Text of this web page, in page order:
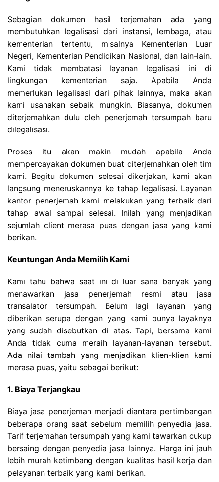
Sebagian dokumen hasil terjemahan ada yang
membutuhkan legalisasi dari instansi, lembaga, atau
kementerian tertentu, misalnya Kementerian Luar
Negeri, Kementerian Pendidikan Nasional, dan lain-lain.
Kami tidak membatasi layanan legalisasi ini di
lingkungan kementerian saja. Apabila Anda
memerlukan legalisasi dari pihak lainnya, maka akan
kami usahakan sebaik mungkin. Biasanya, dokumen
diterjemahkan dulu oleh penerjemah tersumpah baru
dilegalisasi.
Proses itu akan makin mudah apabila Anda
mempercayakan dokumen buat diterjemahkan oleh tim
kami. Begitu dokumen selesai dikerjakan, kami akan
langsung meneruskannya ke tahap legalisasi. Layanan
kantor penerjemah kami melakukan yang terbaik dari
tahap awal sampai selesai. Inilah yang menjadikan
sejumlah client merasa puas dengan jasa yang kami
berikan.
Keuntungan Anda Memilih Kami
Kami tahu bahwa saat ini di luar sana banyak yang
menawarkan jasa penerjemah resmi atau jasa
transalator tersumpah. Belum lagi layanan yang
diberikan serupa dengan yang kami punya layaknya
yang sudah disebutkan di atas. Tapi, bersama kami
Anda tidak cuma meraih layanan-layanan tersebut.
Ada nilai tambah yang menjadikan klien-klien kami
merasa puas, yaitu sebagai berikut:
1. Biaya Terjangkau
Biaya jasa penerjemah menjadi diantara pertimbangan
beberapa orang saat sebelum memilih penyedia jasa.
Tarif terjemahan tersumpah yang kami tawarkan cukup
bersaing dengan penyedia jasa lainnya. Harga ini jauh
lebih murah ketimbang dengan kualitas hasil kerja dan
pelayanan terbaik yang kami berikan.